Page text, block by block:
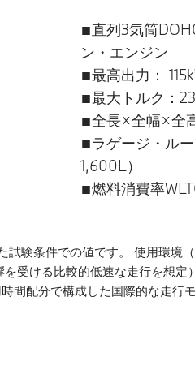
■直列3気筒
ン・エンジン
■最高出力：
■最大トルク：
■全長×全幅×全
■ラゲージ・ル
1,600L）
■燃料消費率
験条件での値です。 使用環境
受ける比較的低速な走行を想
間配分で構成した国際的な走行モ